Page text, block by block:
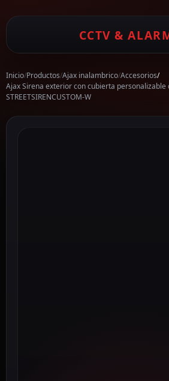
CCTV &
Inicio/Productos/Ajax inalambrico/Accesorios/
Ajax Sirena exterior con cubierta personalizable
STREETSIRENCUSTOM-W